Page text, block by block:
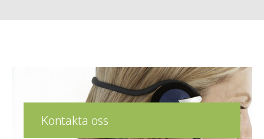
Skådespelare
Kontakta oss